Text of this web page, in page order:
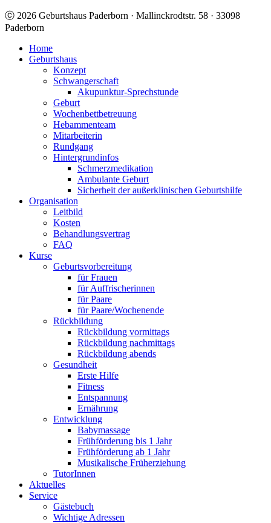
ⓒ 2026 Geburtshaus Paderborn · Mallinckrodtstr. 58 · 33098
Paderborn
Home
Geburtshaus
Konzept
Schwangerschaft
Akupunktur-Sprechstunde
Geburt
Wochenbettbetreuung
Hebammenteam
Mitarbeiterin
Rundgang
Hintergrundinfos
Schmerzmedikation
Ambulante Geburt
Sicherheit der außerklinischen Geburtshilfe
Organisation
Leitbild
Kosten
Behandlungsvertrag
FAQ
Kurse
Geburtsvorbereitung
für Frauen
für Auffrischerinnen
für Paare
für Paare/Wochenende
Rückbildung
Rückbildung vormittags
Rückbildung nachmittags
Rückbildung abends
Gesundheit
Erste Hilfe
Fitness
Entspannung
Ernährung
Entwicklung
Babymassage
Frühförderung bis 1 Jahr
Frühförderung ab 1 Jahr
Musikalische Früherziehung
TutorInnen
Aktuelles
Service
Gästebuch
Wichtige Adressen